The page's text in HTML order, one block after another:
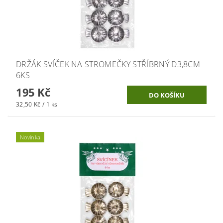
DRŽÁK SVÍČEK NA STROMEČKY STŘÍBRNÝ D3,8CM
6KS
195 Kč
32,50 Kč / 1 ks
Novinka